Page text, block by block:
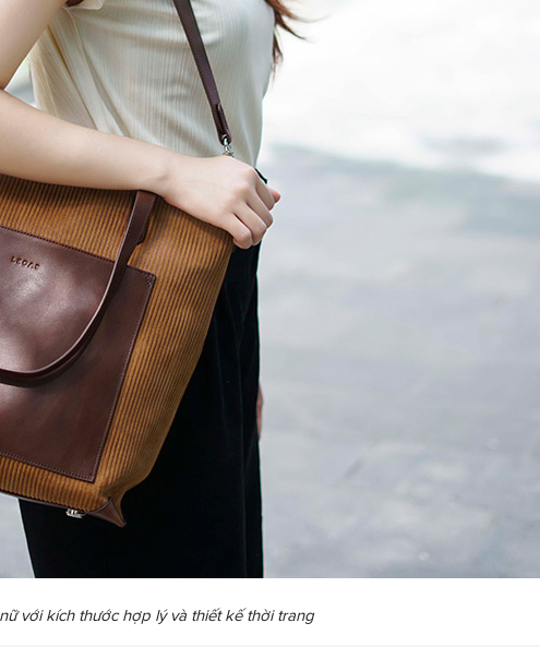
với kích thước hợp lý và thiết kế thời trang